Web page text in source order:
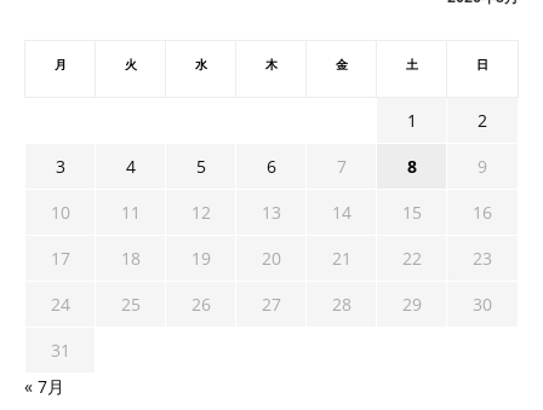
月 火 水 木 金 土 日
1
2
3
4 5 6 7 8
9
10
11 12 13 14 15
16
17
18 19 20 21 22
23
24
25 26 27 28 29
30
31
« 7月